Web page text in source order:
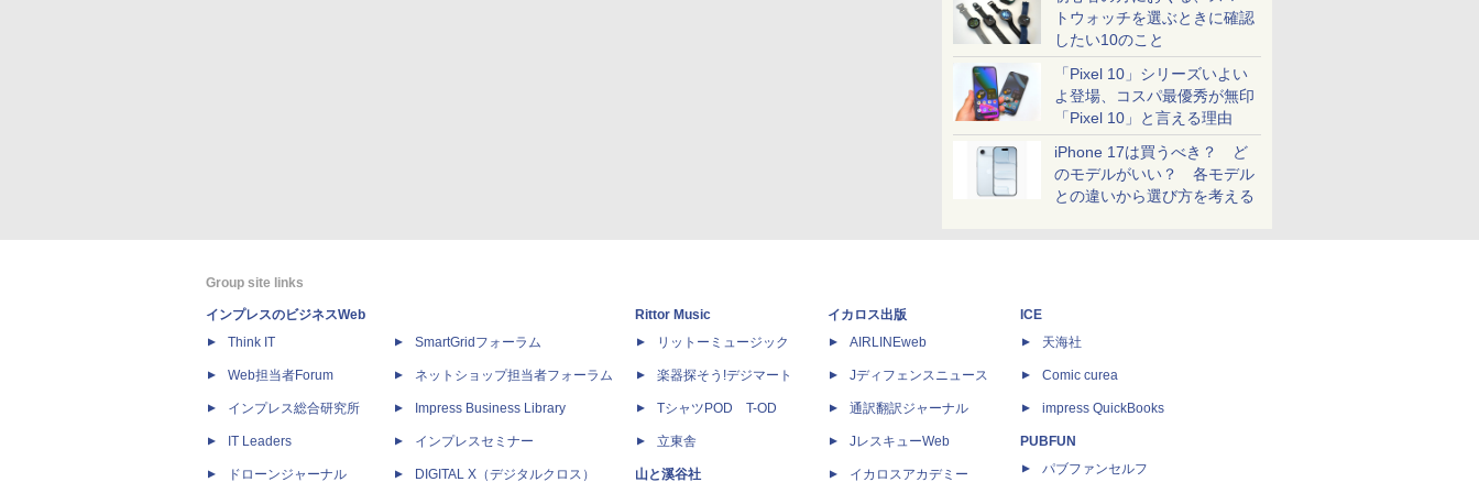
トウォッチを選ぶときに確認
したい10のこと
「Pixel 10」シリーズいよい
よ登場、コスパ最優秀が無印
「Pixel 10」と言える理由
iPhone 17は買うべき？ ど
のモデルがいい？ 各モデル
との違いから選び方を考える
Group site links
インプレスのビジネスWeb
Think IT
Web担当者Forum
インプレス総合研究所
IT Leaders
ドローンジャーナル
SmartGridフォーラム
ネットショップ担当者フォーラム
Impress Business Library
インプレスセミナー
DIGITAL X（デジタルクロス）
Rittor Music
リットーミュージック
楽器探そう!デジマート
TシャツPOD T-OD
立東舎
山と溪谷社
イカロス出版
AIRLINEweb
Jディフェンスニュース
通訳翻訳ジャーナル
JレスキューWeb
イカロスアカデミー
ICE
天海社
Comic curea
impress QuickBooks
PUBFUN
パブファンセルフ